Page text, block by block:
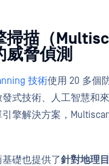
描（
威脅偵測
技術使用 20 多個
式技術、人工智慧和
擎解決方案，
礎也提供了針對地理